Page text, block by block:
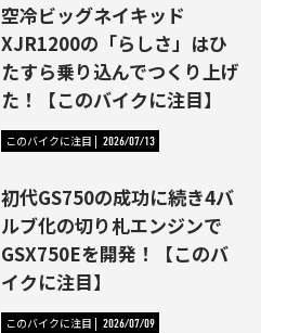
空冷ビッグネイキッド
XJR1200の「らしさ」はひ
たすら乗り込んでつくり上げ
た！【このバイクに注目】
このバイクに注目 2026/07/13
初代GS750の成功に続き4バ
ルブ化の切り札エンジンで
GSX750Eを開発！【このバ
イクに注目】
このバイクに注目 2026/07/09